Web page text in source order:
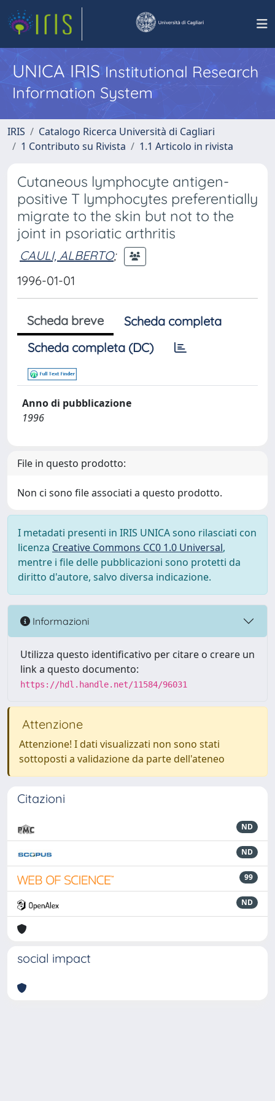
UNICA IRISInstitutional Research
Information System
IRIS
Catalogo Ricerca Università di Cagliari
1 Contributo su Rivista
1.1 Articolo in rivista
Cutaneous lymphocyte antigen-
positive T lymphocytes preferentially
migrate to the skin but not to the
joint in psoriatic arthritis
CAULI, ALBERTO;
1996-01-01
Scheda breve
Scheda completa
Scheda completa (DC)
Anno di pubblicazione
1996
File in questo prodotto:
Non ci sono file associati a questo prodotto.
I metadati presenti in IRIS UNICA sono rilasciati con
licenza Creative Commons CC0 1.0 Universal,
mentre i file delle pubblicazioni sono protetti da
diritto d'autore, salvo diversa indicazione.
Informazioni
Utilizza questo identificativo per citare o creare un
link a questo documento:
https://hdl.handle.net/11584/96031
Attenzione
Attenzione! I dati visualizzati non sono stati
sottoposti a validazione da parte dell'ateneo
Citazioni
ND
ND
99
ND
social impact